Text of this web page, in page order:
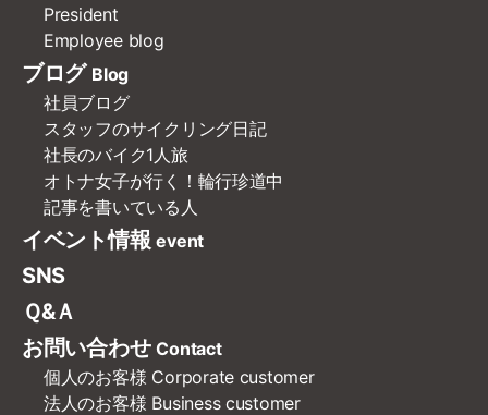
President
Employee blog
ブログ Blog
社員ブログ
スタッフのサイクリング日記
社長のバイク1人旅
オトナ女子が行く！輪行珍道中
記事を書いている人
イベント情報 event
SNS
Ｑ&Ａ
お問い合わせ Contact
個人のお客様 Corporate customer
法人のお客様 Business customer